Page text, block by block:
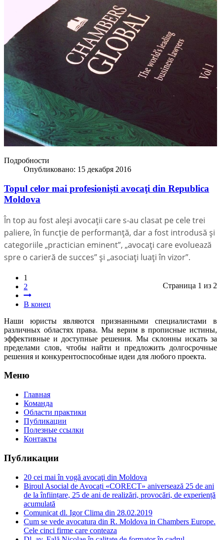
Подробности
Опубликовано: 15 декабря 2016
Topul celor mai profesioniști avocaţi din Republica
Moldova
În top au fost aleşi avocaţii care s-au clasat pe cele trei
paliere, în funcţie de performanţă, dar a fost introdusă şi
categoriile „practician eminent”, „avocaţi care evoluează
spre o carieră de succes” şi „asociaţi luaţi în vizor”.
Страница 1 из 2
1
2
В конец
Наши юристы являются признанными специалистами в
различных областях права. Мы верим в прописные истины,
эффективные и доступные решения. Мы склонны искать за
пределами слов, чтобы найти и предложить долгосрочные
решения и конкурентоспособные идеи для любого проекта.
Меню
Главная
Команда
Области практики
Публикации
Полезные ссылки
Контакты
Публикации
20 cei mai în vogă avocaţi din Moldova
Biroul Asocial de Avocați «CORECT» aniversează 25 de ani
de la înființare, 25 de ani de realizări, provocări, de experiență
acumulată
Comunicat dl. Igor Clima din 28.02.2019
Cum se vede avocatura din R. Moldova in Chambers Europe.
Cele cinci firme care conteaza